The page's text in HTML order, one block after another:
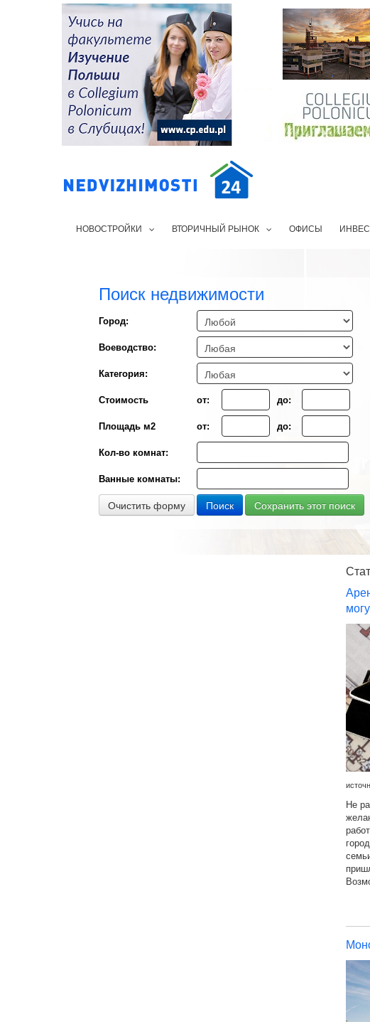
НОВОСТРОЙКИ ВТОРИЧНЫЙ РЫНОК ОФИСЫ
Поиск недвижимости
Город:
Воеводствo:
Категория:
Стоимость от: до:
Площадь м2 от: до:
Кол-во комнат:
Ванные комнаты:
Очистить форму Поиск Сохранить этот поиск
Не